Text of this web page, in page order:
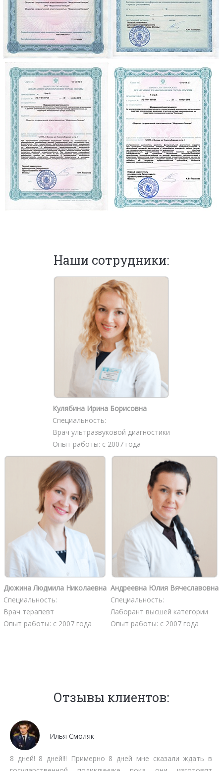
Наши сотрудники:
Кулябина Ирина Борисовна
Специальность:
Врач ультразвуковой диагностики
Опыт работы: с 2007 года
Дюжина Людмила Николаевна
Специальность:
Врач терапевт
Опыт работы: с 2007 года
Андреевна Юлия Вячеславовна
Специальность:
Лаборант высшей категории
Опыт работы: с 2007 года
Отзывы клиентов:
Мочалов Дмитрий
Мне как бизнесмену нет времени тратить на стояние в